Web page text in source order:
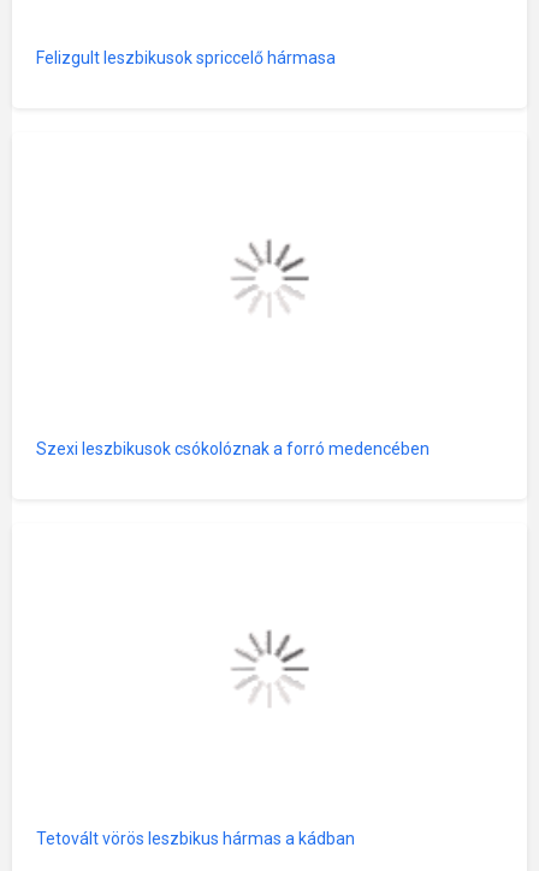
Felizgult leszbikusok spriccelő hármasa
Szexi leszbikusok csókolóznak a forró medencében
Tetovált vörös leszbikus hármas a kádban